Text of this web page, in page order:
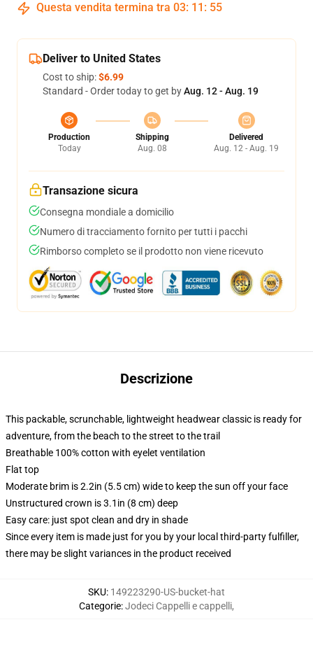
Questa vendita termina tra 03: 11 : 54
Deliver to United States
Cost to ship:$6.99
Standard - Order today to get byAug. 12 - Aug. 19
Production
Today
Shipping
Aug. 08
Delivered
Aug. 12 - Aug. 19
Transazione sicura
Consegna mondiale a domicilio
Numero di tracciamento fornito per tutti i pacchi
Rimborso completo se il prodotto non viene ricevuto
Descrizione
This packable, scrunchable, lightweight headwear classic is ready for
adventure, from the beach to the street to the trail
Breathable 100% cotton with eyelet ventilation
Flat top
Moderate brim is 2.2in (5.5 cm) wide to keep the sun off your face
Unstructured crown is 3.1in (8 cm) deep
Easy care: just spot clean and dry in shade
Since every item is made just for you by your local third-party fulfiller,
there may be slight variances in the product received
SKU: 149223290-US-bucket-hat
Categorie:Jodeci Cappelli e cappelli,